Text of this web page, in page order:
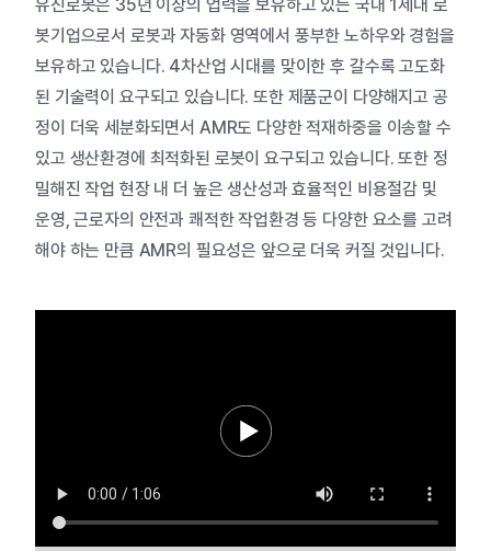
유진로봇은 35년 이상의 업력을 보유하고 있는 국내 1세대 로
봇기업으로서 로봇과 자동화 영역에서 풍부한 노하우와 경험을
보유하고 있습니다. 4차산업 시대를 맞이한 후 갈수록 고도화
된 기술력이 요구되고 있습니다. 또한 제품군이 다양해지고 공
정이 더욱 세분화되면서 AMR도 다양한 적재하중을 이송할 수
있고 생산환경에 최적화된 로봇이 요구되고 있습니다. 또한 정
밀해진 작업 현장 내 더 높은 생산성과 효율적인 비용절감 및
운영, 근로자의 안전과 쾌적한 작업환경 등 다양한 요소를 고려
해야 하는 만큼 AMR의 필요성은 앞으로 더욱 커질 것입니다.